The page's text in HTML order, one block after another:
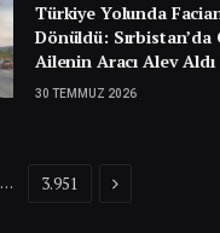
Türkiye Yolunda
Dönüldü:
Ailenin Aracı Alev Aldı
30 TEMMUZ 2026
… 3.951 Next